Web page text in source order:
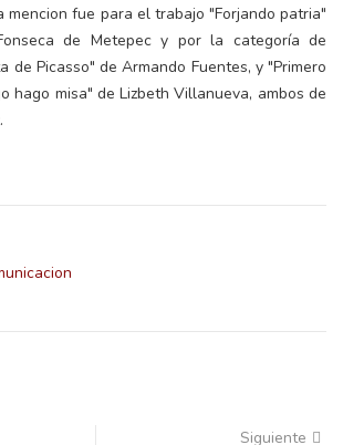
fue para el trabajo "Forjando patria"
de Metepec y por la categoría de
de Picasso" de Armando Fuentes, y "Primero
hago misa" de Lizbeth Villanueva, ambos de
Siguiente